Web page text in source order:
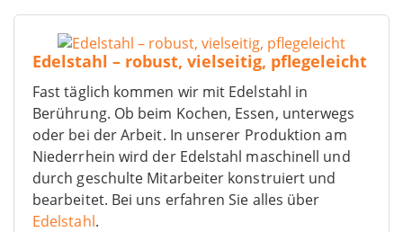
Edelstahl – robust, vielseitig, pflegeleicht
Fast täglich kommen wir mit Edelstahl in
Berührung. Ob beim Kochen, Essen, unterwegs
oder bei der Arbeit. In unserer Produktion am
Niederrhein wird der Edelstahl maschinell und
durch geschulte Mitarbeiter konstruiert und
bearbeitet. Bei uns erfahren Sie alles über
Edelstahl.